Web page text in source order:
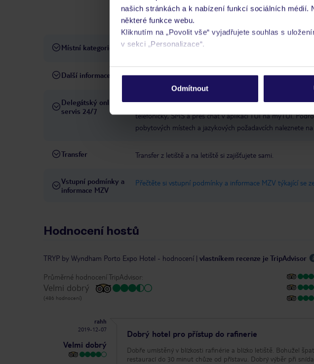
našich stránkách a k nabízení funkcí sociálních médií.
některé funkce webu.
Kliknutím na „Povolit vše“ vyjadřujete souhlas s
v sekci „Personalizace“.
Podrobné informace o souborech cookie naleznete v
Odmítnout
vnitřní bazén, venkovní bazén, slunečníky u bazénu,
diners Club, Mastercard, Visa
Místní kategorie 4 hvězdičky
Další informace TRYP by Wyndham Porto Expo Hotel
Delegátský online
servis 24/7
Ve Vámi rezervovaném hotelu je péče poskytována pouze
telefonicky, SMS a přes chat v aplikaci TUI na myTUI.
pobytových místech a jazykových požadavcích naleznete
Transfer Transfer z letiště a na letiště si zajišťujete sami.
Vstupní podmínky a
informace MZV
Přečtěte si vstupní podmínky a informace MZV týkající se
Hodnocení hostů
TRYP by Wyndham Porto Expo Hotel - hodnocení | vlastníkem recenze je TripAdvisor
Průměrné hodnocení TripAdvisor:
Velmi dobrý
(486 hodnocení)
rahh
2019-12-07
Velmi dobrý
Dobrý hotel pro přístup do rafinerie
Dobře umístěný v blízkosti rafinérie a blízko letiště. Bohužel
restaurací do 30 minut chůze od přístavu. Dobrý výběr při